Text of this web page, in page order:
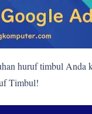
huruf timbul Anda
Timbul!